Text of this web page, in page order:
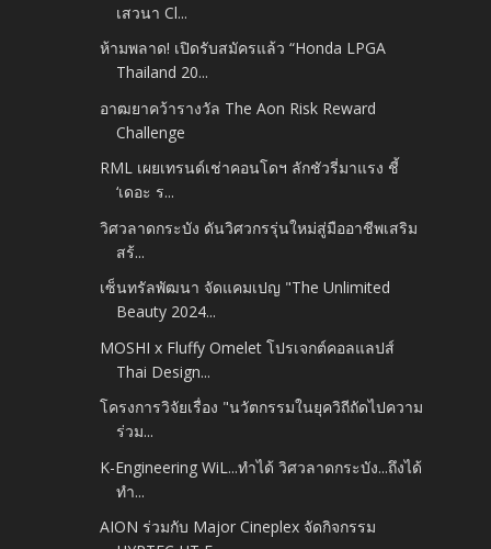
เสวนา Cl...
ห้ามพลาด! เปิดรับสมัครแล้ว “Honda LPGA
Thailand 20...
อาฒยาคว้ารางวัล The Aon Risk Reward
Challenge
RML เผยเทรนด์เช่าคอนโดฯ ลักชัวรี่มาแรง ชี้
‘เดอะ ร...
วิศวลาดกระบัง ดันวิศวกรรุ่นใหม่สู่มืออาชีพเสริม
สร้...
เซ็นทรัลพัฒนา จัดแคมเปญ "The Unlimited
Beauty 2024...
MOSHI x Fluffy Omelet โปรเจกต์คอลแลปส์
Thai Design...
โครงการวิจัยเรื่อง "นวัตกรรมในยุควิถีถัดไปความ
ร่วม...
K-Engineering WiL...ทำได้ วิศวลาดกระบัง...ถึงได้
ทำ...
AION ร่วมกับ Major Cineplex จัดกิจกรรม